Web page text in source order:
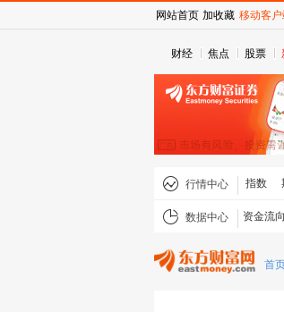
财经 焦点 股票
行情中心 指数
数据中心 资金流向
首
网站首页 加收藏 移动客